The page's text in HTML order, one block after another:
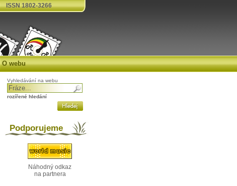
ISSN 1802-3266
O webu
Vyhledávání na webu
rozířené hledání
Podporujeme
Náhodný odkaz
na partnera